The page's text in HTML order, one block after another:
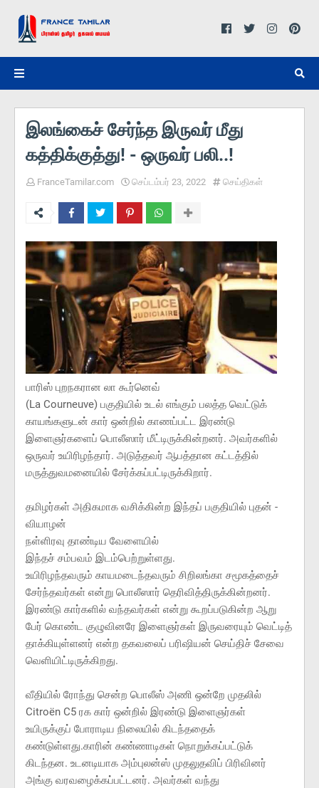
இலங்கைச் சேர்ந்த இருவர் மீது
கத்திக்குத்து! - ஒருவர் பலி..!
FranceTamilar.com செப்டம்பர் 23, 2022 செய்திகள்
பாரிஸ் புறநகரான லா கூர்னெவ்
(La Courneuve) பகுதியில் உடல் எங்கும் பலத்த வெட்டுக்
காயங்களுடன் கார் ஒன்றில் காணப்பட்ட இரண்டு
இளைஞர்களைப் பொலீஸார் மீட்டிருக்கின்றனர். அவர்களில்
ஒருவர் உயிரிழந்தார். அடுத்தவர் ஆபத்தான கட்டத்தில்
மருத்துவமனையில் சேர்க்கப்பட்டிருக்கிறார்.
தமிழர்கள் அதிகமாக வசிக்கின்ற இந்தப் பகுதியில் புதன் -
வியாழன்
நள்ளிரவு தாண்டிய வேளையில்
இந்தச் சம்பவம் இடம்பெற்றுள்ளது.
உயிரிழந்தவரும் காயமடைந்தவரும் சிறிலங்கா சமூகத்தைச்
சேர்ந்தவர்கள் என்று பொலீஸார் தெரிவித்திருக்கின்றனர்.
இரண்டு கார்களில் வந்தவர்கள் என்று கூறப்படுகின்ற ஆறு
பேர் கொண்ட குழுவினரே இளைஞர்கள் இருவரையும் வெட்டித்
தாக்கியுள்ளனர் என்ற தகவலைப் பரிஷியன் செய்திச் சேவை
வெளியிட்டிருக்கிறது.
வீதியில் ரோந்து சென்ற பொலீஸ் அணி ஒன்றே முதலில்
Citroën C5 ரக கார் ஒன்றில் இரண்டு இளைஞர்கள்
உயிருக்குப் போராடிய நிலையில் கிடந்ததைக்
கண்டுள்ளது.காரின் கண்ணாடிகள் நொறுக்கப்பட்டுக்
கிடந்தன. உடனடியாக அம்புலன்ஸ் முதலுதவிப் பிரிவினர்
அங்கு வரவழைக்கப்பட்டனர். அவர்கள் வந்து